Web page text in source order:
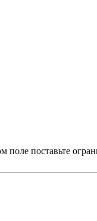
поставьте